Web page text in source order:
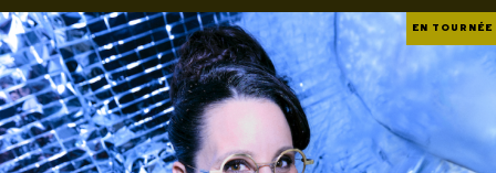
EN TOURNÉE